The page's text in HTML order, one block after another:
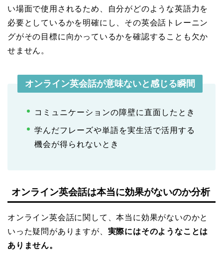
い場面で使用されるため、自分がどのような英語力を
必要としているかを明確にし、その英会話トレーニン
グがその目標に向かっているかを確認することも欠か
せません。
オンライン英会話が意味ないと感じる瞬間
コミュニケーションの障壁に直面したとき
学んだフレーズや単語を実生活で活用する
機会が得られないとき
オンライン英会話は本当に効果がないのか分析
オンライン英会話に関して、本当に効果がないのかと
いった疑問がありますが、 実際にはそのようなことは
ありません。